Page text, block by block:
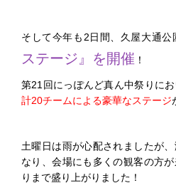
そして今年も2日間、久屋大通公
ステージ』を開催 ！
第21回にっぽんど真ん中祭りにお
計20チームによる豪華なステージ
土曜日は雨が心配されましたが
なり、会場にも多くの観客の方
りまで盛り上がりました！